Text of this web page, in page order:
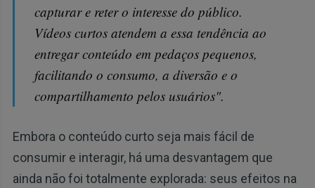
capturar e reter o interesse do público.
Vídeos curtos atendem a essa tendência ao
entregar conteúdo em pedaços pequenos,
facilitando o consumo, a diversão e o
compartilhamento pelos usuários".
Embora o conteúdo curto seja mais fácil de
consumir e interagir, há uma desvantagem que
ainda não foi totalmente explorada: seus efeitos na